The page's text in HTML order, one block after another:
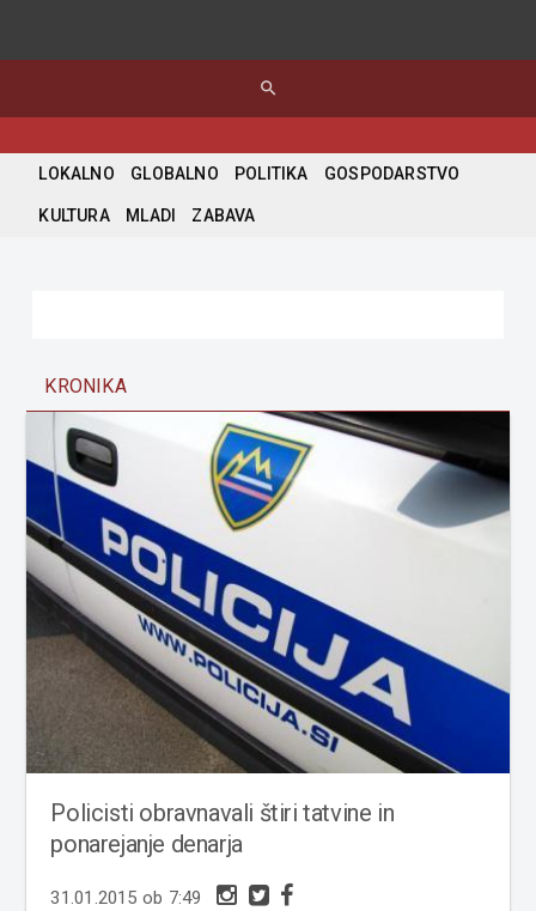
search
LOKALNO GLOBALNO POLITIKA GOSPODARSTVO
KULTURA MLADI ZABAVA
KRONIKA
Policisti obravnavali štiri tatvine in
ponarejanje denarja
31.01.2015 ob 7:49